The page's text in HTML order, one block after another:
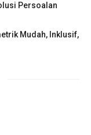
Persoalan
Mudah, Inklusif,